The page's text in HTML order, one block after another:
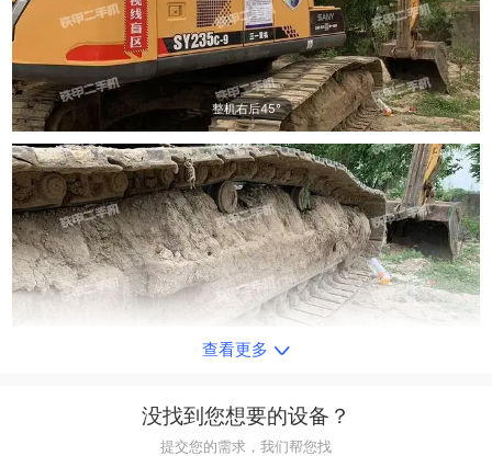
整机右后45°
查看更多
没找到您想要的设备？
提交您的需求，我们帮您找